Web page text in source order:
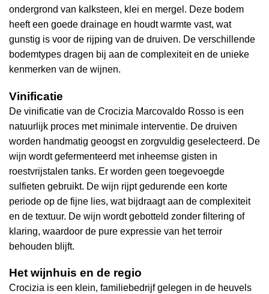
ondergrond van kalksteen, klei en mergel. Deze bodem
heeft een goede drainage en houdt warmte vast, wat
gunstig is voor de rijping van de druiven. De verschillende
bodemtypes dragen bij aan de complexiteit en de unieke
kenmerken van de wijnen.
Vinificatie
De vinificatie van de Crocizia Marcovaldo Rosso is een
natuurlijk proces met minimale interventie. De druiven
worden handmatig geoogst en zorgvuldig geselecteerd. De
wijn wordt gefermenteerd met inheemse gisten in
roestvrijstalen tanks. Er worden geen toegevoegde
sulfieten gebruikt. De wijn rijpt gedurende een korte
periode op de fijne lies, wat bijdraagt aan de complexiteit
en de textuur. De wijn wordt gebotteld zonder filtering of
klaring, waardoor de pure expressie van het terroir
behouden blijft.
Het wijnhuis en de regio
Crocizia is een klein, familiebedrijf gelegen in de heuvels